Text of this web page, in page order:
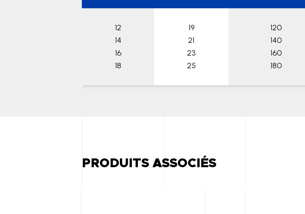
12 19 120
14
21 140
16
23 160
18
25 180
PRODUITS ASSOCIÉS